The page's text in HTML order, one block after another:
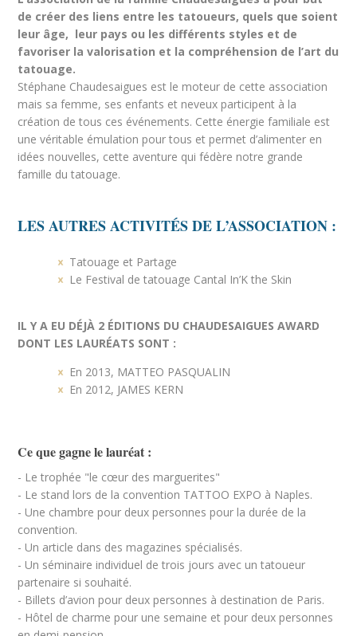
de créer des liens entre les tatoueurs, quels que soient
leur âge, leur pays ou les différents styles et de
favoriser la valorisation et la compréhension de l’art du
tatouage.
Stéphane Chaudesaigues est le moteur de cette association
mais sa femme, ses enfants et neveux participent à la
création de tous ces événements. Cette énergie familiale est
une véritable émulation pour tous et permet d’alimenter en
idées nouvelles, cette aventure qui fédère notre grande
famille du tatouage.
LES AUTRES ACTIVITÉS DE L’ASSOCIATION :
Tatouage et Partage
Le Festival de tatouage Cantal In’K the Skin
IL Y A EU DÉJÀ 2 ÉDITIONS DU CHAUDESAIGUES AWARD
DONT LES LAURÉATS SONT :
En 2013, MATTEO PASQUALIN
En 2012, JAMES KERN
Ce que gagne le lauréat :
- Le trophée "le cœur des marguerites"
- Le stand lors de la convention TATTOO EXPO à Naples.
- Une chambre pour deux personnes pour la durée de la
convention.
- Un article dans des magazines spécialisés.
- Un séminaire individuel de trois jours avec un tatoueur
partenaire si souhaité.
- Billets d’avion pour deux personnes à destination de Paris.
- Hôtel de charme pour une semaine et pour deux personnes